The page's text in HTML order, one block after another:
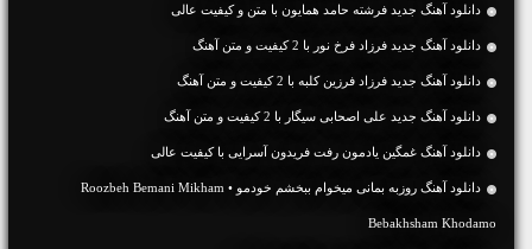
دانلود آهنگ جديد فرشته حامد همایون با متن و کیفیت عالی
دانلود آهنگ جديد فرزاد فرخ نور با 2 کیفیت و متن آهنگ
دانلود آهنگ جديد فرزاد فرزین کلبه با 2 کیفیت و متن آهنگ
دانلود آهنگ جديد علی اصحابی سیگار با 2 کیفیت و متن آهنگ
دانلود آهنگ غمگین یادمون رفت فریدون آسرایی با کیفیت عالی
دانلود آهنگ روزبه بمانی میخوام ببخشم خودمو • Roozbeh Bemani Mikham
Bebakhsham Khodamo